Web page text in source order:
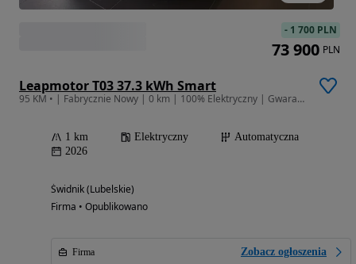
Leapmotor T03 37.3 kWh Smart
95 KM • | Fabrycznie Nowy | 0 km | 100% Elektryczny | Gwarancja Producenta
1 km Elektryczny
Automatyczna
2026
Świdnik (Lubelskie)
Firma • Opublikowano
Firma Zobacz ogłoszenia
- 1 700 PLN
73 900 PLN